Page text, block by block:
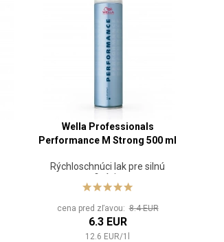
Wella Professionals
Performance M Strong 500 ml
Rýchloschnúci lak pre silnú
fixáciu
cena pred zľavou:8.4 EUR
6.3 EUR
12.6 EUR/1